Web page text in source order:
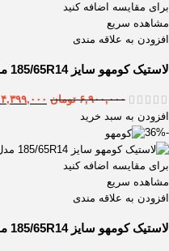
برای مقایسه اضافه کنید
مشاهده سریع
افزودن به علاقه مندی
لاستیک كومهو سایز 185/65R14 مدل Solus HS51
۶,۹۰۰,۰۰۰ تومان ۴,۳۹۹,۰۰۰
افزودن به سبد خرید
-36%
برای مقایسه اضافه کنید
مشاهده سریع
افزودن به علاقه مندی
لاستیک كومهو سایز 185/65R14 مدل Solus TA21